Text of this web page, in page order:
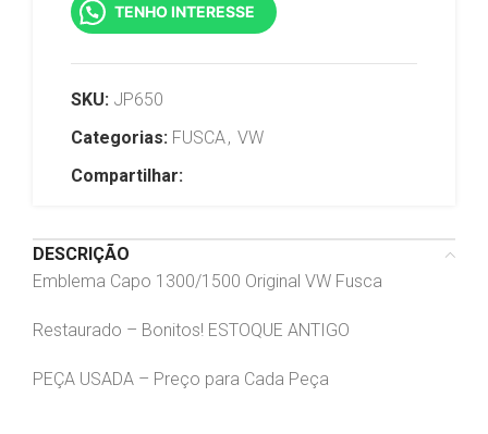
TENHO INTERESSE
SKU: JP650
Categorias: FUSCA, VW
Compartilhar:
DESCRIÇÃO
Emblema Capo 1300/1500 Original VW Fusca
Restaurado – Bonitos! ESTOQUE ANTIGO
PEÇA USADA – Preço para Cada Peça